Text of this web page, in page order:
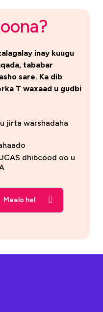
inay kuugu
tababar
sare. Ka dib
T waxaad u gudbi
jirta warshadaha
dhibcood oo u
Meelo hel